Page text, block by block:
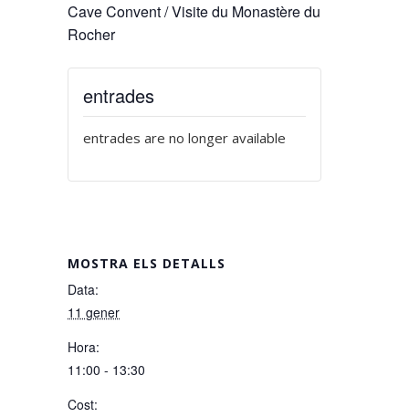
Cave Convent / Visite du Monastère du
Rocher
MOSTRA ELS DETALLS
Data:
11 gener
Hora:
11:00 - 13:30
Cost:
entrades
entrades are no longer available